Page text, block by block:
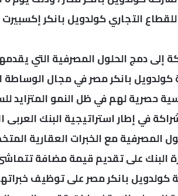
التجاري كولدويل بانكر
دمج الحلول المصرفية التي
بانكر مصر في مجال الوساطة
حصرية لهم في ظل النمو المتزايد
في إطار استراتيجية البنك العربى
المصرفية مع الخبرات العقارية
البنك على تقديم قيمة مضافة
بانكر مصر على توظيف